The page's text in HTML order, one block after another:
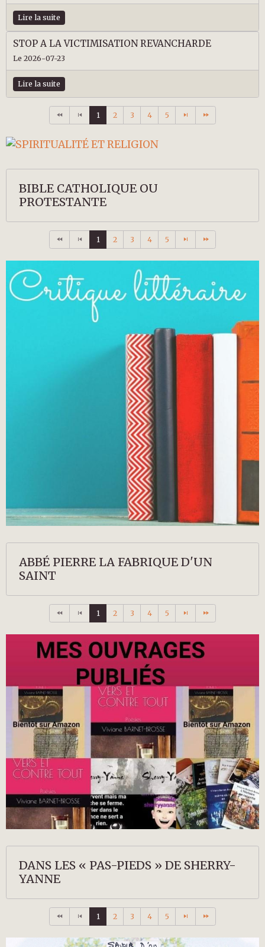
Lire la suite
STOP A LA VICTIMISATION REVANCHARDE
Le 2026-07-23
Lire la suite
1 2 3 4 5
BIBLE CATHOLIQUE OU
PROTESTANTE
1 2 3 4 5
ABBÉ PIERRE LA FABRIQUE D'UN
SAINT
1 2 3 4 5
DANS LES « PAS-PIEDS » DE SHERRY-
YANNE
1 2 3 4 5